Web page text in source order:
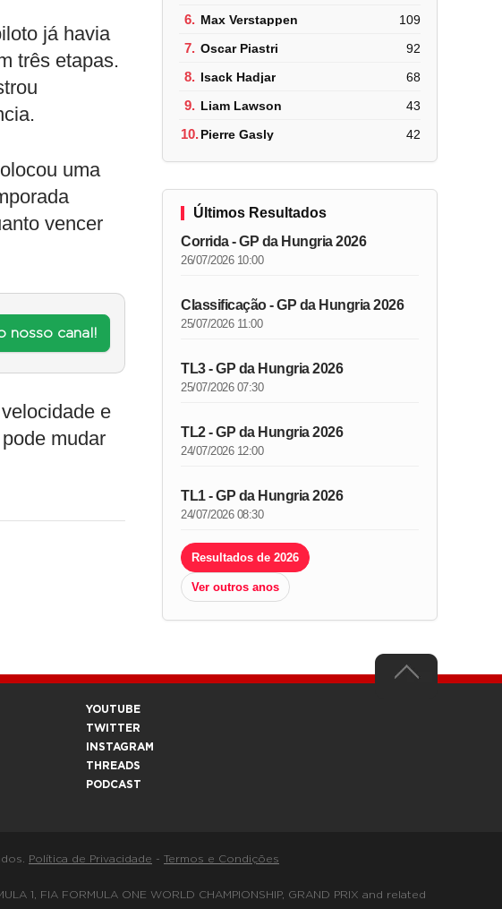
já havia
três etapas.
uma
vencer
nosso canal!
e
mudar
6. Max Verstappen 109
7. Oscar Piastri 92
8. Isack Hadjar 68
9. Liam Lawson 43
10.Pierre Gasly 42
Últimos Resultados
Corrida - GP da Hungria 2026
26/07/2026 10:00
Classificação - GP da Hungria 2026
25/07/2026 11:00
TL3 - GP da Hungria 2026
25/07/2026 07:30
TL2 - GP da Hungria 2026
24/07/2026 12:00
TL1 - GP da Hungria 2026
24/07/2026 08:30
Resultados de 2026
Ver outros anos
YOUTUBE
TWITTER
INSTAGRAM
THREADS
PODCAST
Política de Privacidade - Termos e Condições
1, FIA FORMULA ONE WORLD CHAMPIONSHIP, GRAND PRIX and related